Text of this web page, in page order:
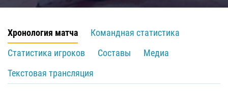
Хронология матча
Командная статистика
Статистика игроков
Составы
Медиа
Текстовая трансляция